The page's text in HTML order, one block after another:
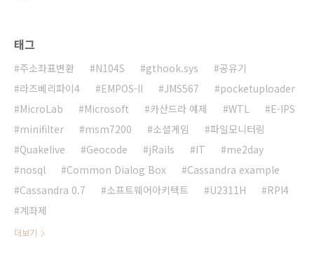
태그
주소좌표변환 N104S gthook.sys
공유기
라즈베리파이4
EMPOS-II JMS567
pocketuploader
MicroLab
Microsoft 카산드라 예제 WTL
E-IPS
minifilter
msm7200 소셜게임
파일모니터링
Quakelive
Geocode jRails IT
me2day
nosql
Common Dialog Box
Cassandra example
Cassandra 0.7
소프트웨어아키텍트 U2311H
RPI4
계좌제
더보기